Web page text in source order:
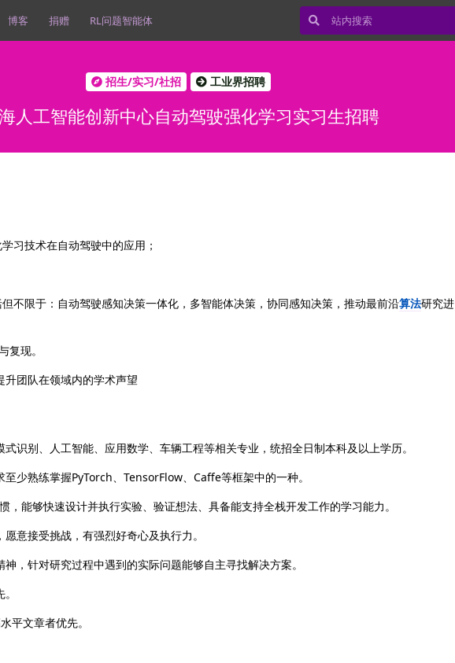
博客 捐赠 RL问题智能体
招生/实习/社招 工业界招聘
海人工智能创新中心自动驾驶强化学习实习生招聘
习技术在自动驾驶中的应用；
但不限于：自动驾驶感知决策一体化，多智能体决策，协同感知决策，推动最前沿算法研究进
复现。
团队在领域内的学术声望
识别、人工智能、应用数学、车辆工程等相关专业，统招全日制本科及以上学历。
少熟练掌握PyTorch、TensorFlow、Caffe等框架中的一种。
能够快速设计并执行实验、验证想法、具备能支持全栈开发工作的学习能力。
意接受挑战，有强烈好奇心及执行力。
，针对研究过程中遇到的实际问题能够自主寻找解决方案。
平文章者优先。